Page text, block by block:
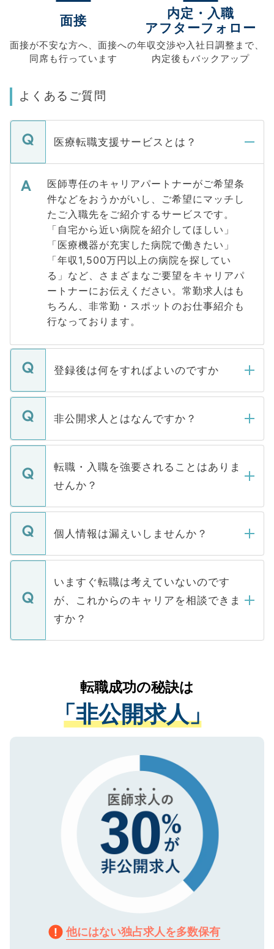
面接
面接が不安な方へ、 面接への
同席も行っています
内定・入職
アフターフォロー
年収交渉や入社日調整まで、
内定後もバックアップ
よくあるご質問
医療転職支援サービスとは？
医師専任のキャリアパートナーがご希望条
件などをおうかがいし、ご希望にマッチし
たご入職先をご紹介するサービスです。
「自宅から近い病院を紹介してほしい」
「医療機器が充実した病院で働きたい」
「年収1,500万円以上の病院を探してい
る」など、さまざまなご要望をキャリアパ
ートナーにお伝えください。常勤求人はも
ちろん、非常勤・スポットのお仕事紹介も
行なっております。
登録後は何をすればよいのですか
ご登録いただきましたら、弊社担当者がご
登録内容を確認し、その後メールもしくは
ます。通常、5営業日以内にはご連絡をせて
いただきますので、しばらくお待ちくださ
非公開求人とはなんですか？
マイナビDOCTORで取り扱っている求人の
うち約3割は、Webサイトからご覧いただ
けない「非公開求人」です。非公開求人は
下記の理由によって、一般には公開してい
ません。
■応募殺到を避けるため 人気のある医療機
関を公にしてしまうと、応募が殺到する場
に、医療機関が求める条件に合った人材の
みを人材紹介会社に依頼するケースが増え
ています。
転職・入職を強要されることはありま
せんか？
転職・入職を強要することは一切ありませ
ん。また、仮に応募先から内定をいただい
定を承諾する必要はありません。内定先へ
の辞退の連絡はキャリアパートナーが行い
個人情報は漏えいしませんか？
個人情報が漏えいすることはありませんの
で、ご安心ください。当サイトからの登録
などで収集したご登録者様の個人情報は、
ご本人のキャリアアップおよび転職活動の
支援を目的に使用いたします。お預かりし
ているすべての個人データはご本人の許可
は、個人情報の取り扱いについての厳密な
管理基準を満たした事業者のみに付与され
る、プライバシーマークを取得済みです。
で、機密保持に関してもご安心ください。
いますぐ転職は考えていないのです
が、これからのキャリアを相談できま
すか？
かがいして、現在の医療機関の状況や紹介
経験をまじえながら、適切なアドバイスを
させていただきます。すぐにご転職をされ
ない方には、長期的なサポートが可能です
ので、まずはご登録ください。
転職成功の秘訣は
「非公開求人」
他にはない独占求人を多数保有